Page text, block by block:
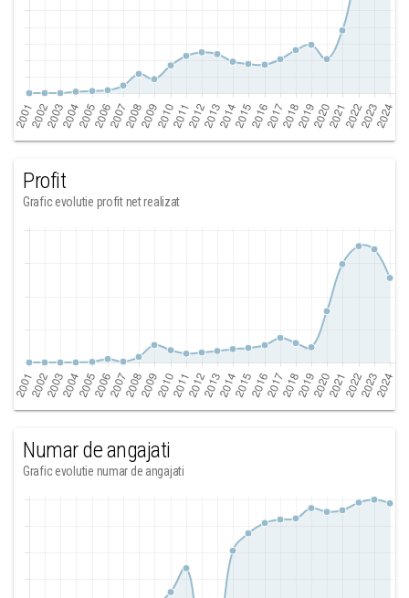
Profit
Grafic evolutie profit net realizat
Numar de angajati
Grafic evolutie numar de angajati